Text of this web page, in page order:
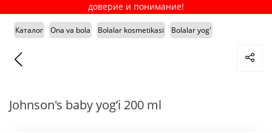
доверие и понимание!
Каталог Ona va bola Bolalar kosmetikasi Bolalar yog'
Johnson's baby yog’i 200 ml